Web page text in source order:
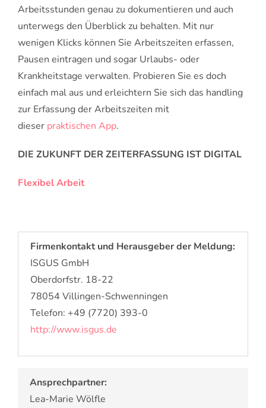
Arbeitsstunden genau zu dokumentieren und auch
unterwegs den Überblick zu behalten. Mit nur
wenigen Klicks können Sie Arbeitszeiten erfassen,
Pausen eintragen und sogar Urlaubs- oder
Krankheitstage verwalten. Probieren Sie es doch
einfach mal aus und erleichtern Sie sich das handling
zur Erfassung der Arbeitszeiten mit
dieser praktischen App.
DIE ZUKUNFT DER ZEITERFASSUNG IST DIGITAL
Flexibel Arbeit
Firmenkontakt und Herausgeber der Meldung:
ISGUS GmbH
Oberdorfstr. 18-22
78054 Villingen-Schwenningen
Telefon: +49 (7720) 393-0
http://www.isgus.de
Ansprechpartner:
Lea-Marie Wölfle